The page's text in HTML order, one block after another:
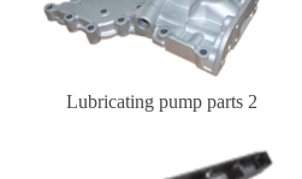
Lubricating pump parts 2